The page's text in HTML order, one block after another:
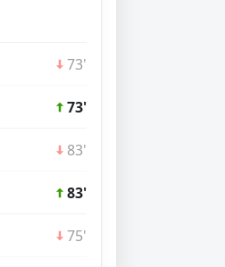
73'
73'
83'
83'
75'